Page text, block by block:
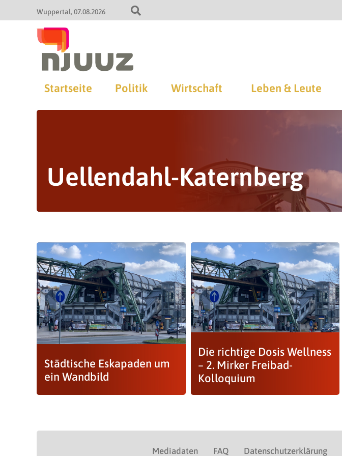
Wuppertal 07.08.2026
Startseite Politik Wirtschaft Leben & Leute
Uellendahl-Katernberg
Städtische Eskapaden um
ein Wandbild
Die richtige Dosis Wellness
– 2. Mirker Freibad-
Kolloquium
Mediadaten FAQ Datenschutzerklärung